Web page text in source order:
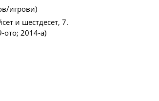
игрови)
и шестдесет, 7.
ото; 2014-а)